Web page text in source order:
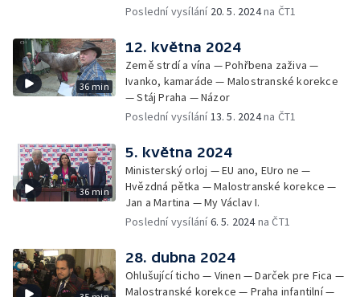
Poslední vysílání 20. 5. 2024na ČT1
36 min
12. května 2024
Země strdí a vína — Pohřbena zaživa —
Ivanko, kamaráde — Malostranské korekce
— Stáj Praha — Názor
Poslední vysílání13. 5. 2024na ČT1
36 min
5. května 2024
Ministerský orloj — EU ano, EUro ne —
Hvězdná pětka — Malostranské korekce —
Jan a Martina — My Václav I.
Poslední vysílání6. 5. 2024na ČT1
28. dubna 2024
Ohlušující ticho — Vinen — Darček pre Fica —
Malostranské korekce — Praha infantilní —